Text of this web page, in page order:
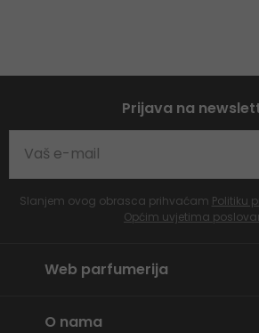
Prijava na
Slanjem ovog obrasca prihvaćam Politiku
Općim uvjetima
Web parfumerija
O nama